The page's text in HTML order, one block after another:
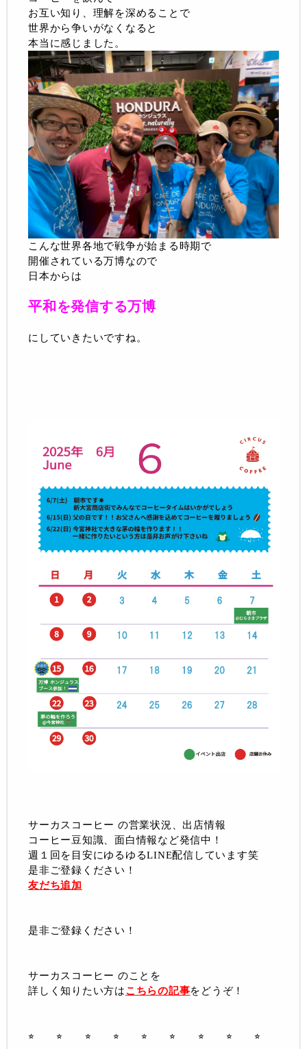
お互い知り、理解を深めることで
世界から争いがなくなると
本当に感じました。
こんな世界各地で戦争が始まる時期で
開催されている万博なので
日本からは
平和を発信する万博
にしていきたいですね。
サーカスコーヒー の営業状況、出店情報
コーヒー豆知識、面白情報など発信中！
週１回を目安にゆるゆるLINE配信しています笑
是非ご登録ください！
友だち追加
是非ご登録ください！
サーカスコーヒー のことを
詳しく知りたい方はこちらの記事をどうぞ！
⭐︎ ⭐︎ ⭐︎ ⭐︎ ⭐︎ ⭐︎ ⭐︎ ⭐︎ ⭐︎